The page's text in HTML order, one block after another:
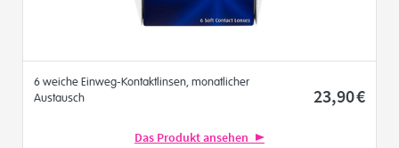
6 weiche Einweg-Kontaktlinsen, monatlicher
Austausch
23,90€
Das Produkt ansehen